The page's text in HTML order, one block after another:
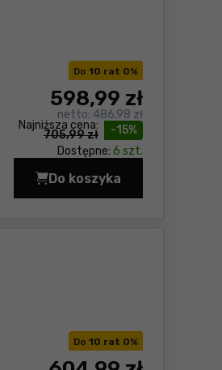
Do 10 rat 0%
-15%
Najniższa cena:
705,99 zł
598,99 zł
netto: 486,98 zł
Dostępne: 6 szt.
Do koszyka
Nożyce do żywopłotu
Do 10 rat 0%